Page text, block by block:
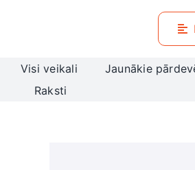
Visi veikali Jaunākie
Raksti